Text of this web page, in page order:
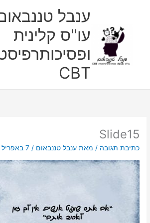
ענבל
עו"ס קלינית
CBT
Slide15
כתיבת תגובה / מאתענבל טננבאום/ 7 באפריל 2017